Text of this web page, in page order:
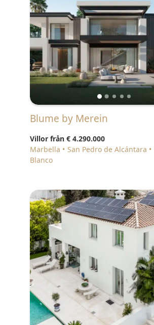
Blume by Merein
Villor från € 4.290.000
Marbella
San Pedro de Alcántara
Blanco